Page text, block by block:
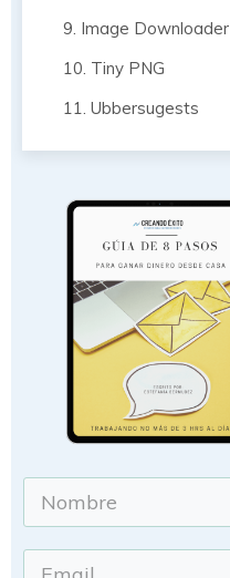
9. Image Downloader
10. Tiny PNG
11. Ubbersugests